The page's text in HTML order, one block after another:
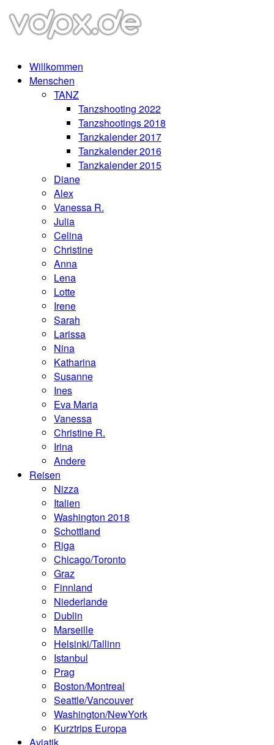
Willkommen
Menschen
TANZ
Tanzshooting 2022
Tanzshootings 2018
Tanzkalender 2017
Tanzkalender 2016
Tanzkalender 2015
Diane
Alex
Vanessa R.
Julia
Celina
Christine
Anna
Lena
Lotte
Irene
Sarah
Larissa
Nina
Katharina
Susanne
Ines
Eva Maria
Vanessa
Christine R.
Irina
Andere
Reisen
Nizza
Italien
Washington 2018
Schottland
Riga
Chicago/Toronto
Graz
Finnland
Niederlande
Dublin
Marseille
Helsinki/Tallinn
Istanbul
Prag
Boston/Montreal
Seattle/Vancouver
Washington/NewYork
Kurztrips Europa
Aviatik